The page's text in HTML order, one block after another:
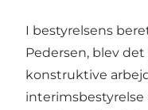
I bestyrelsens
Pedersen, blev
konstruktive